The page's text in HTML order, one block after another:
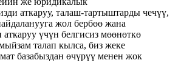
аткаруу, талаш-тартыштарды чечүү,
жол бербөө жана
үчүн белгисиз мөөнөткө
талап кылса, биз жеке
базабыздан өчүрүү менен жок